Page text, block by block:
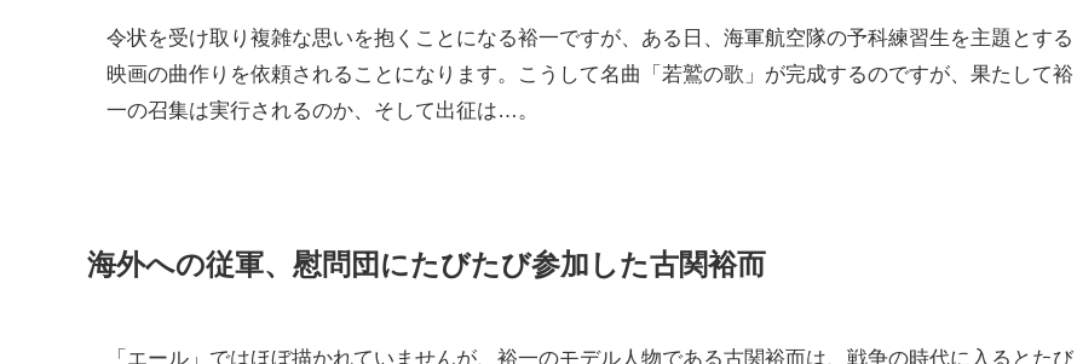
令状を受け取り複雑な思いを抱くことになる裕一ですが、ある日、海軍航空隊の予科練習生を主題とする
映画の曲作りを依頼されることになります。こうして名曲「若鷲の歌」が完成するのですが、果たして裕
一の召集は実行されるのか、そして出征は…。
海外への従軍、慰問団にたびたび参加した古関裕而
「エール」ではほぼ描かれていませんが、裕一のモデル人物である古関裕而は、戦争の時代に入るとたび